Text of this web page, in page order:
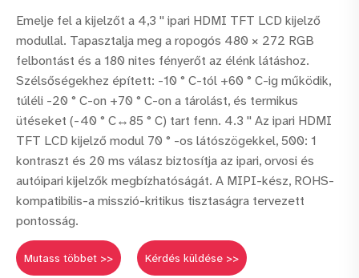
Emelje fel a kijelzőt a 4,3 '' ipari HDMI TFT LCD kijelző
modullal. Tapasztalja meg a ropogós 480 × 272 RGB
felbontást és a 180 nites fényerőt az élénk látáshoz.
Szélsőségekhez épített: -10 ° C-tól +60 ° C-ig működik,
túléli -20 ° C-on +70 ° C-on a tárolást, és termikus
ütéseket (-40 ° C↔85 ° C) tart fenn. 4.3 '' Az ipari HDMI
TFT LCD kijelző modul 70 ° -os látószögekkel, 500: 1
kontraszt és 20 ms válasz biztosítja az ipari, orvosi és
autóipari kijelzők megbízhatóságát. A MIPI-kész, ROHS-
kompatibilis-a misszió-kritikus tisztaságra tervezett
pontosság.
Mutass többet >> Kérdés küldése >>